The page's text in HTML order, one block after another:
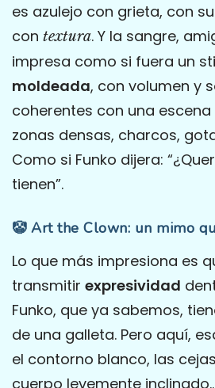
es azulejo con grieta, con
con textura. Y la sangre,
impresa como si fuera un
moldeada, con volumen y
coherentes con una escena
zonas densas, charcos,
Como si Funko dijera:
tienen”.
🤡 Art the Clown: un mimo
Lo que más impresiona es
transmitir expresividad
Funko, que ya sabemos,
de una galleta. Pero aquí,
el contorno blanco, las
cuerpo levemente